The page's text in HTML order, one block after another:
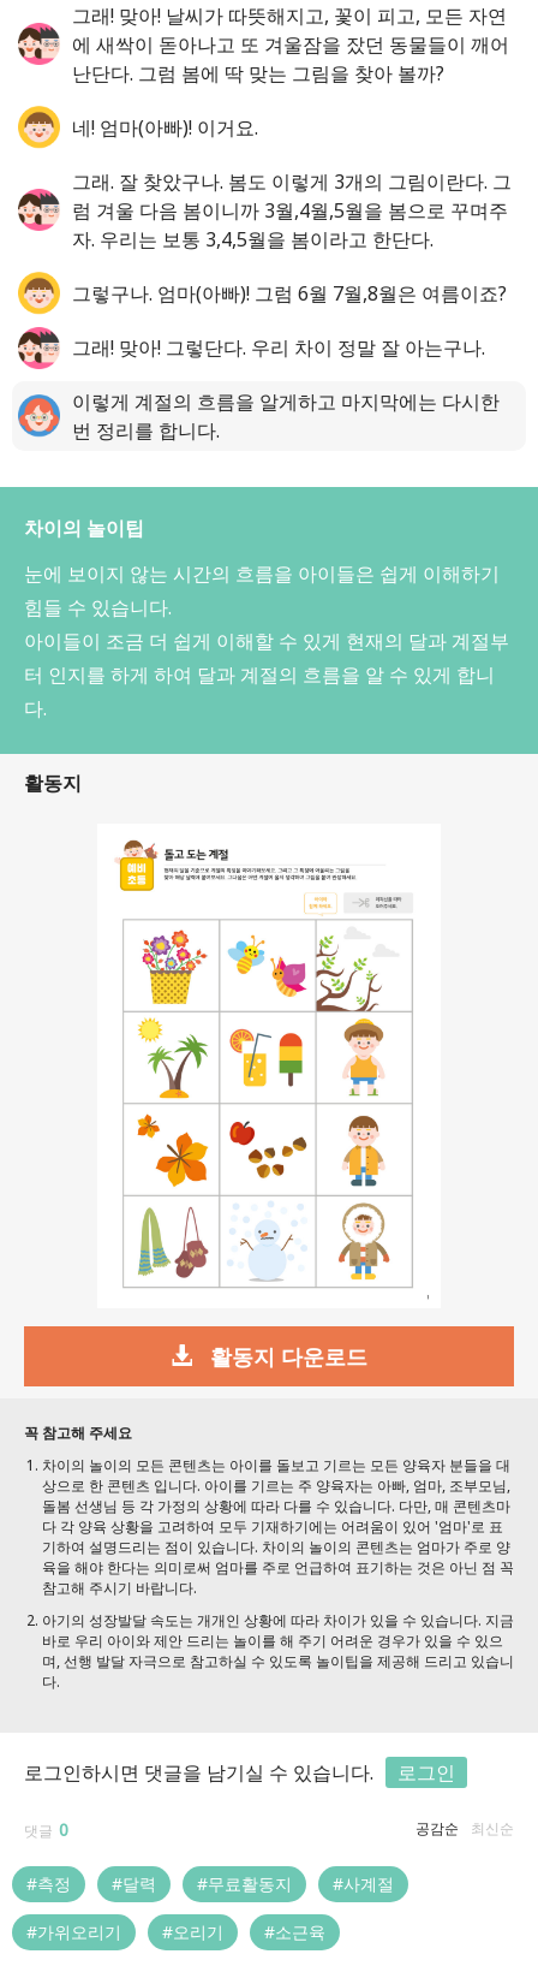
그래! 맞아! 날씨가 따뜻해지고, 꽃이 피고, 모든 자연
에 새싹이 돋아나고 또 겨울잠을 잤던 동물들이 깨어
난단다. 그럼 봄에 딱 맞는 그림을 찾아 볼까?
네! 엄마(아빠)! 이거요.
그래. 잘 찾았구나. 봄도 이렇게 3개의 그림이란다. 그
럼 겨울 다음 봄이니까 3월,4월,5월을 봄으로 꾸며주
자. 우리는 보통 3,4,5월을 봄이라고 한단다.
그렇구나. 엄마(아빠)! 그럼 6월 7월,8월은 여름이죠?
그래! 맞아! 그렇단다. 우리 차이 정말 잘 아는구나.
이렇게 계절의 흐름을 알게하고 마지막에는 다시한
번 정리를 합니다.
차이의 놀이팁
눈에 보이지 않는 시간의 흐름을 아이들은 쉽게 이해하기
힘들 수 있습니다.
아이들이 조금 더 쉽게 이해할 수 있게 현재의 달과 계절부
터 인지를 하게 하여 달과 계절의 흐름을 알 수 있게 합니
다.
활동지
활동지 다운로드
꼭 참고해 주세요
차이의 놀이의 모든 콘텐츠는 아이를 돌보고 기르는 모든 양육자 분들을 대
상으로 한 콘텐츠 입니다. 아이를 기르는 주 양육자는 아빠, 엄마, 조부모님,
돌봄 선생님 등 각 가정의 상황에 따라 다를 수 있습니다. 다만, 매 콘텐츠마
다 각 양육 상황을 고려하여 모두 기재하기에는 어려움이 있어 '엄마'로 표
기하여 설명드리는 점이 있습니다. 차이의 놀이의 콘텐츠는 엄마가 주로 양
육을 해야 한다는 의미로써 엄마를 주로 언급하여 표기하는 것은 아닌 점 꼭
참고해 주시기 바랍니다.
아기의 성장발달 속도는 개개인 상황에 따라 차이가 있을 수 있습니다. 지금
바로 우리 아이와 제안 드리는 놀이를 해 주기 어려운 경우가 있을 수 있으
며, 선행 발달 자극으로 참고하실 수 있도록 놀이팁을 제공해 드리고 있습니
다.
로그인하시면 댓글을 남기실 수 있습니다. 로그인
댓글 0 공감순 최신순
#측정 #달력 #무료활동지 #사계절
#가위오리기 #오리기 #소근육